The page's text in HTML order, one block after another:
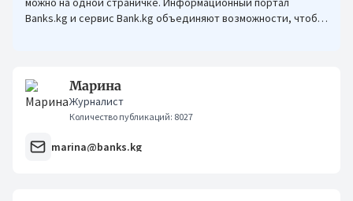
Banks.kg и сервис Bank.kg объединяют возможности, чтобы
Марина
Журналист
Количество публикаций: 8027
marina@banks.kg